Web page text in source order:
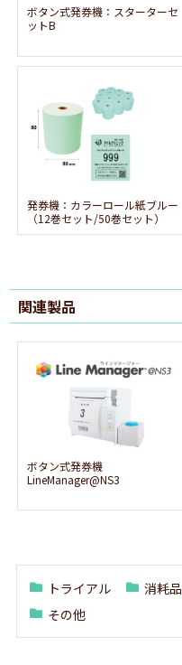
ボタン式発券機：スターターセ
ットB
発券機：カラーロール紙ブルー
（12巻セット/50巻セット）
関連製品
ボタン式発券機
LineManager@NS3
トライアル 消耗品
その他